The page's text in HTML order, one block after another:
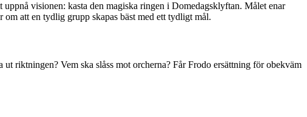
visionen: kasta den magiska ringen i Domedagsklyftan. Målet enar
att en tydlig grupp skapas bäst med ett tydligt mål.
riktningen? Vem ska slåss mot orcherna? Får Frodo ersättning för obekväm